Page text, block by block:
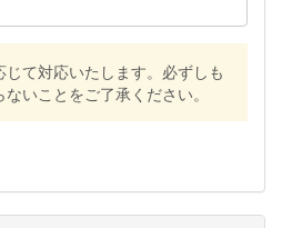
て対応いたします。必ずしも
いことをご了承ください。